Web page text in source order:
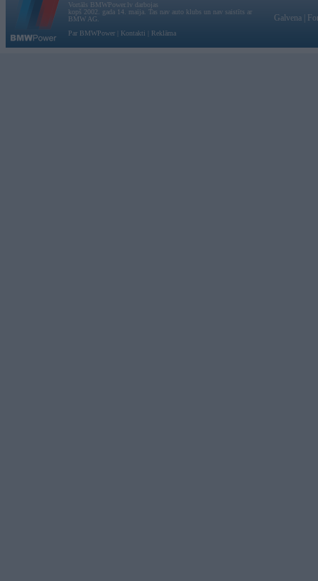
Vortāls BMWPower.lv darbojas
kopš 2002. gada 14. maija. Tas nav auto klubs un nav saistīts ar
BMW AG.
Par BMWPower
Kontakti Reklāma
Galvena